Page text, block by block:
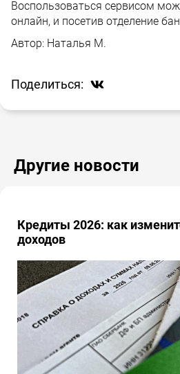
Воспользоваться сервисом
онлайн, и посетив отделение
Автор: Наталья М.
Поделиться:
Другие новости
Кредиты 2026: как
доходов